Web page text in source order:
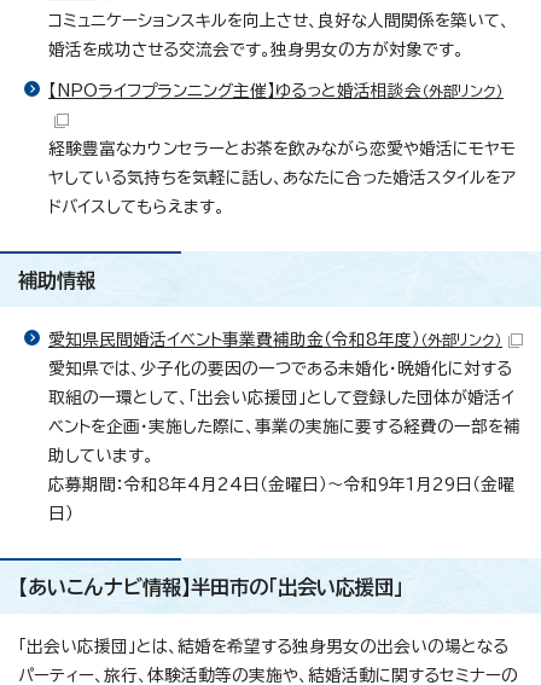
コミュニケーションスキルを向上させ、良好な人間関係を築いて、
婚活を成功させる交流会です。独身男女の方が対象です。
【NPOライフプランニング主催】ゆるっと婚活相談会 （外部リンク）
経験豊富なカウンセラーとお茶を飲みながら恋愛や婚活にモヤモ
ヤしている気持ちを気軽に話し、あなたに合った婚活スタイルをア
ドバイスしてもらえます。
補助情報
愛知県民間婚活イベント事業費補助金（令和8年度） （外部リンク）
愛知県では、少子化の要因の一つである未婚化・晩婚化に対する
取組の一環として、「出会い応援団」として登録した団体が婚活イ
ベントを企画・実施した際に、事業の実施に要する経費の一部を補
助しています。
応募期間：令和8年4月24日（金曜日）～令和9年1月29日（金曜
日）
【あいこんナビ情報】半田市の「出会い応援団」
「出会い応援団」とは、結婚を希望する独身男女の出会いの場となる
パーティー、旅行、体験活動等の実施や、結婚活動に関するセミナーの